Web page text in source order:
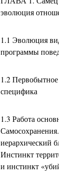
эволюция
1.1 Эволюция
программы
1.2
специфика
1.3 Работа
иерархический
Инстинкт
и инстинкт